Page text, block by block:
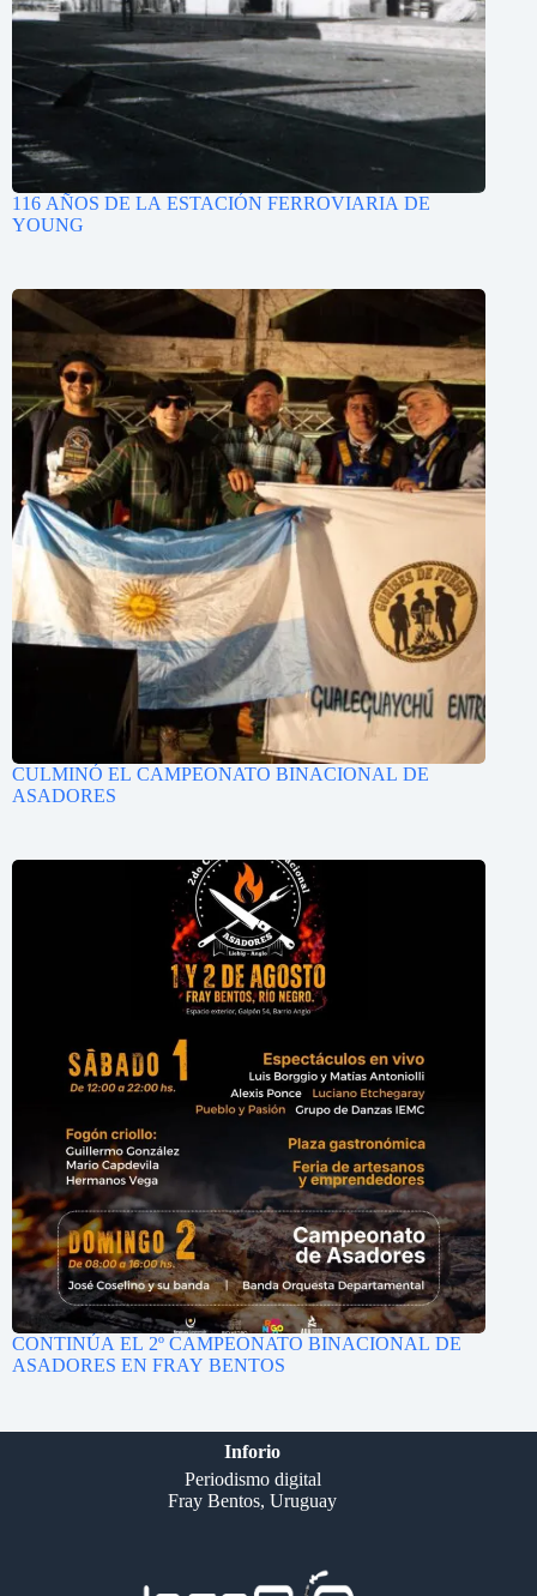
116 AÑOS DE LA ESTACIÓN FERROVIARIA DE
YOUNG
CULMINÓ EL CAMPEONATO BINACIONAL DE
ASADORES
CONTINÚA EL 2º CAMPEONATO BINACIONAL DE
ASADORES EN FRAY BENTOS
Inforio
Periodismo digital
Fray Bentos, Uruguay